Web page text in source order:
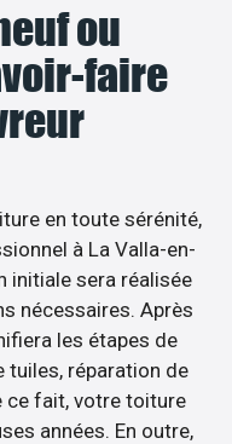
ou
faire
en toute sérénité,
à La Valla-en-
initiale sera réalisée
nécessaires. Après
les étapes de
tuiles, réparation de
ce fait, votre toiture
années. En outre,